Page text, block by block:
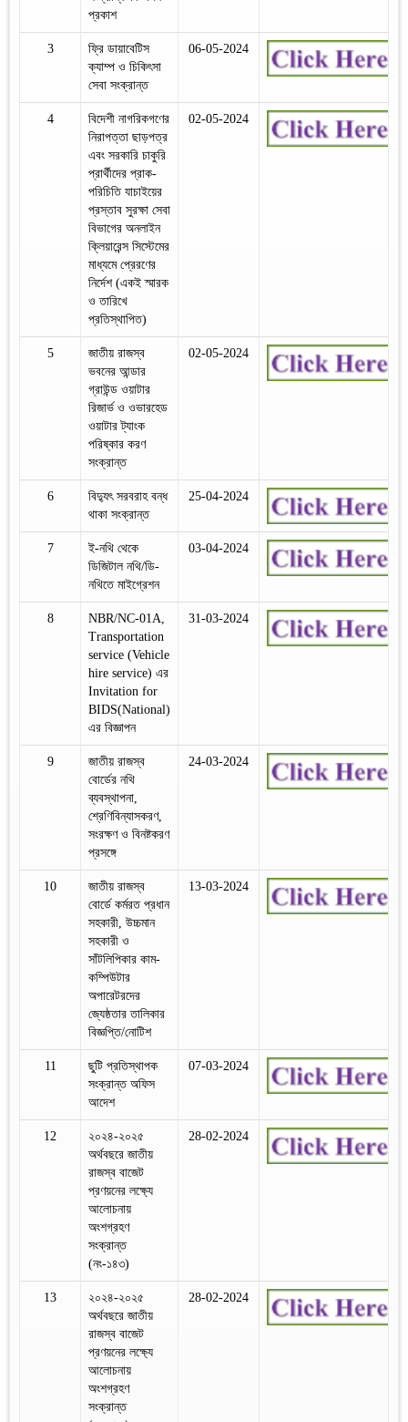
প্রকাশ
3
ফ্রি ডায়াবেটিস
ক্যাম্প ও চিকিৎসা
সেবা সংক্রান্ত
06-05-2024
4
বিদেশী নাগরিকগণের
নিরাপত্তা ছাড়পত্র
এবং সরকারি চাকুরি
প্রার্থীদের প্রাক-
পরিচিতি যাচাইয়ের
প্রস্তাব সুরক্ষা সেবা
বিভাগের অনলাইন
ক্লিয়ারেন্স সিস্টেমের
মাধ্যমে প্রেরণের
নির্দেশ (একই স্মারক
ও তারিখে
প্রতিস্থাপিত)
02-05-2024
5
জাতীয় রাজস্ব
ভবনের আন্ডার
গ্রাউন্ড ওয়াটার
রিজার্ভ ও ওভারহেড
ওয়াটার ট্যাংক
পরিষ্কার করণ
সংক্রান্ত
02-05-2024
6
বিদ্যুৎ সরবরাহ বন্ধ
থাকা সংক্রান্ত
25-04-2024
7
ই-নথি থেকে
ডিজিটাল নথি/ডি-
নথিতে মাইগ্রেশন
03-04-2024
8
NBR/NC-01A,
Transportation
service (Vehicle
hire service) এর
Invitation for
BIDS(National)
এর বিজ্ঞাপন
31-03-2024
9
জাতীয় রাজস্ব
বোর্ডের নথি
ব্যবস্থাপনা,
শ্রেণিবিন্যাসকরণ,
সংরক্ষণ ও বিনষ্টকরণ
প্রসঙ্গে
24-03-2024
10
জাতীয় রাজস্ব
বোর্ডে কর্মরত প্রধান
সহকারী, উচ্চমান
সহকারী ও
সাঁটলিপিকার কাম-
কম্পিউটার
অপারেটরদের
জ্যেষ্ঠতার তালিকার
বিজ্ঞপ্তি/নোটিশ
13-03-2024
11
ছুটি প্রতিস্থাপক
সংক্রান্ত অফিস
আদেশ
07-03-2024
12
২০২৪-২০২৫
অর্থবছরে জাতীয়
রাজস্ব বাজেট
প্রণয়নের লক্ষ্যে
আলোচনায়
অংশগ্রহণ
সংক্রান্ত
(নং-১৪৩)
28-02-2024
13
২০২৪-২০২৫
অর্থবছরে জাতীয়
রাজস্ব বাজেট
প্রণয়নের লক্ষ্যে
আলোচনায়
অংশগ্রহণ
সংক্রান্ত
28-02-2024